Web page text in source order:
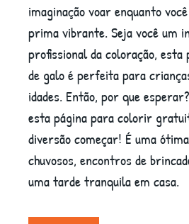
imaginação voar enquanto
prima vibrante. Seja você um
profissional da coloração,
de galo é perfeita para
idades. Então, por que
esta página para colorir
diversão começar! É uma
chuvosos, encontros de
uma tarde tranquila em casa.